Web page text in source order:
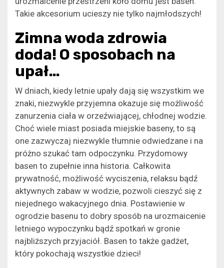
Takie akcesorium ucieszy nie tylko najmłodszych!
Zimna woda zdrowia
doda! O sposobach na
upał…
W dniach, kiedy letnie upały dają się wszystkim we
znaki, niezwykle przyjemna okazuje się możliwość
zanurzenia ciała w orzeźwiającej, chłodnej wodzie.
Choć wiele miast posiada miejskie baseny, to są
one zazwyczaj niezwykle tłumnie odwiedzane i na
próżno szukać tam odpoczynku. Przydomowy
basen to zupełnie inna historia. Całkowita
prywatność, możliwość wyciszenia, relaksu bądź
aktywnych zabaw w wodzie, pozwoli cieszyć się z
niejednego wakacyjnego dnia. Postawienie w
ogrodzie basenu to dobry sposób na urozmaicenie
letniego wypoczynku bądź spotkań w gronie
najbliższych przyjaciół. Basen to także gadżet,
który pokochają wszystkie dzieci!